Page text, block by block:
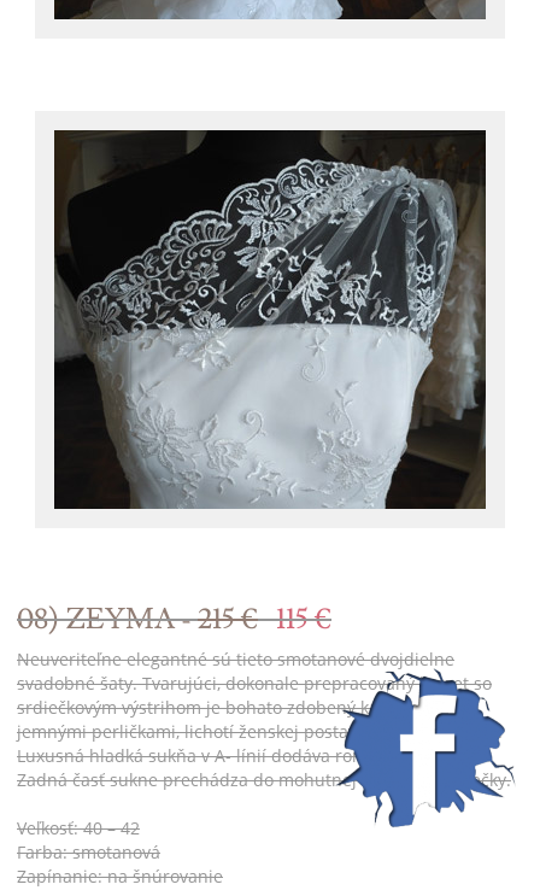
08) ZEYMA -215 € 115 €
Neuveriteľne elegantné sú tieto smotanové dvojdielne
svadobné šaty. Tvarujúci, dokonale prepracovaný korzet so
srdiečkovým výstrihom je bohato zdobený kamienkami a
jemnými perličkami, lichotí ženskej postave a zoštíhľuje pás.
Luxusná hladká sukňa v A- línií dodáva romantický vzhľad.
Zadná časť sukne prechádza do mohutnej nazberanej vlečky.
Veľkosť: 40 – 42
Farba: smotanová
Zapínanie: na šnúrovanie